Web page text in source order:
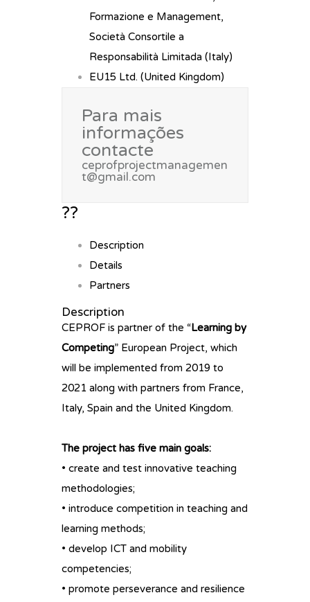
Formazione e Management,
Società Consortile a
Responsabilità Limitada (Italy)
EU15 Ltd. (United Kingdom)
Para mais
informações
contacte
ceprofprojectmanagemen
t@gmail.com
??
Description
Details
Partners
Description
CEPROF is partner of the “Learning by
Competing” European Project, which
will be implemented from 2019 to
2021 along with partners from France,
Italy, Spain and the United Kingdom.
The project has five main goals:
• create and test innovative teaching
methodologies;
• introduce competition in teaching and
learning methods;
• develop ICT and mobility
competencies;
• promote perseverance and resilience